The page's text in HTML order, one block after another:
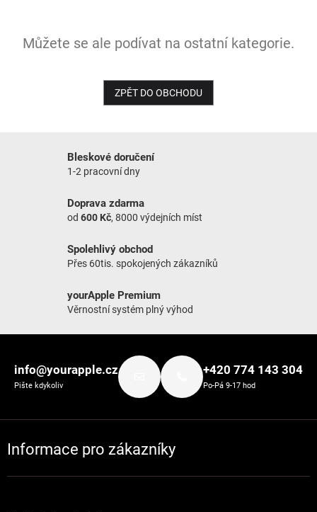
Můžete se ale podívat na ostatní kategorie.
ZPĚT DO OBCHODU
Bleskové doručení
1-2 pracovní dny
Doprava zdarma
od 600 Kč, 8000 výdejních míst
Spolehlivý obchod
Přes 60tis. spokojených zákazníků
yourApple Premium
Věrnostní systém plný výhod
info@yourapple.cz
Pište kdykoliv
+420 774 143 304
Po-Pá 9-17 hod
Informace pro zákazníky